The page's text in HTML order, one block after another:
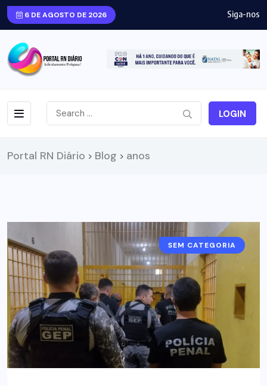
6 DE AGOSTO DE 2026 Siga-nos
LOGIN
Portal RN Diário > Blog > anos
SEM CATEGORIA